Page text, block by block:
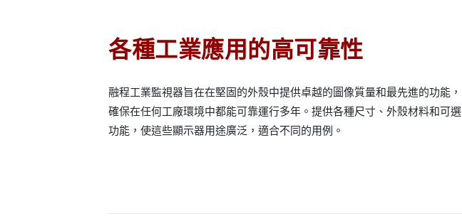
各種工業應用的高可靠性
融程工業監視器旨在在堅固的外殼中提供卓越的圖像質量和最先進的功能，
確保在任何工廠環境中都能可靠運行多年。提供各種尺寸、外殼材料和可選
功能，使這些顯示器用途廣泛，適合不同的用例。